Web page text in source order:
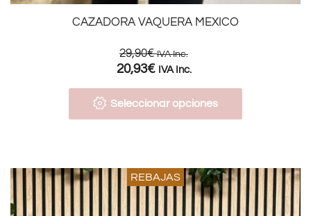
CAZADORA VAQUERA MEXICO
29,90€ IVA Inc.
20,93€ IVA Inc.
Seleccionar opciones
REBAJAS